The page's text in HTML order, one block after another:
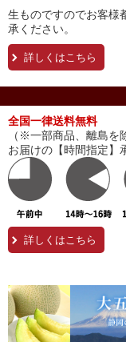
生ものですのでお客様
承ください。
詳しくはこちら
全国一律送料無料
（※一部商品、離島を
お届けの【時間指定】
詳しくはこちら